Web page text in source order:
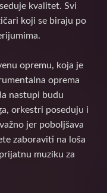
kvalitet. Svi
koji se biraju po
opremu, koja je
oprema
nastupi budu
orkestri poseduju i
jer poboljšava
zaboraviti na loša
muziku za